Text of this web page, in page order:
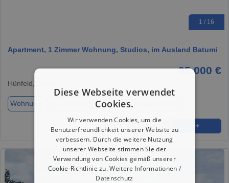
1 / 16
Apartment, 1 Zimmer Wohnung, Studios, im Ausland Batumi
95.000 €
Hünfeld, 36088
Wohnung Zimmer 1
➦ ➜
Diese Webseite verwendet
Cookies.
Wir verwenden Cookies, um die
Benutzerfreundlichkeit unserer Website zu
verbessern. Durch die weitere Nutzung
unserer Webseite stimmen Sie der
Verwendung von Cookies gemäß unserer
Cookie-Richtlinie zu.Weitere Informationen /
Datenschutz